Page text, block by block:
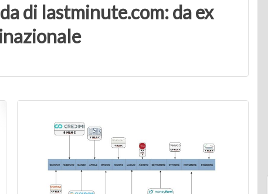
di lastminute.com: da ex